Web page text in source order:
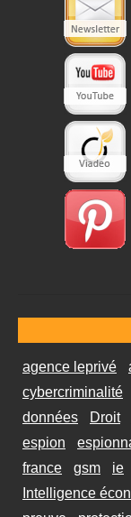
agence leprivé
cybercriminalité
données
Droit
espion
france
gsm ie
Intelligence